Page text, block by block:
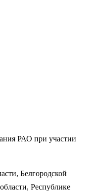
РАО при участии
Белгородской
Республике